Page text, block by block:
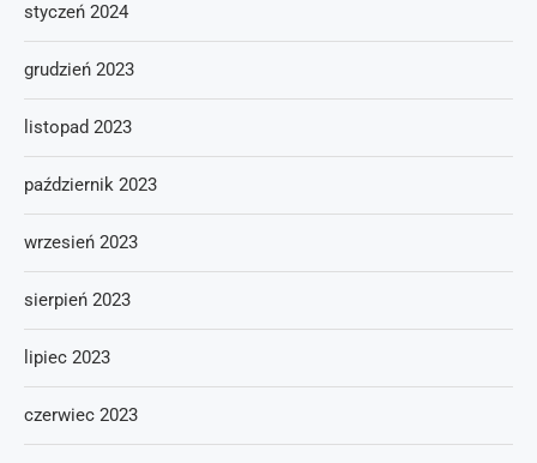
styczeń 2024
grudzień 2023
listopad 2023
październik 2023
wrzesień 2023
sierpień 2023
lipiec 2023
czerwiec 2023